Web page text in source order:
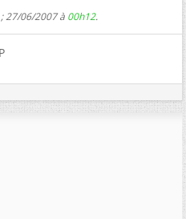
27/06/2007 à 00h12.